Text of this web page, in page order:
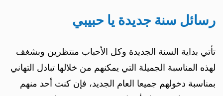
رسائل سنة جديدة يا حبيبي
تأتي بداية السنة الجديدة وكل الأحباب منتظرين وبشغف
لهذه المناسبة الجميلة التي يمكنهم من خلالها تبادل التهاني
بمناسبة دخولهم جميعا العام الجديد، فإن كنت أحد منهم